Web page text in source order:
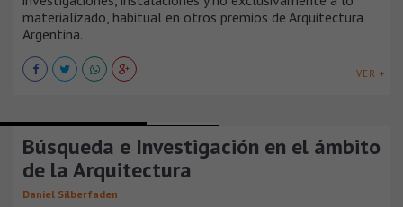
materializado, habitual en otros premios de Arquitectura
Argentina.
VER +
Búsqueda e Investigación en el ámbito
de la Arquitectura
Daniel Silberfaden